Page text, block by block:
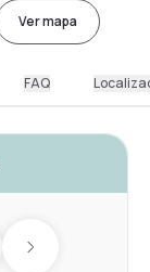
Ver mapa
FAQ
Next day